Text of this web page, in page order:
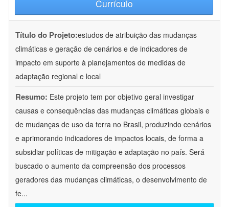
Currículo
Título do Projeto:estudos de atribuição das mudanças
climáticas e geração de cenários e de indicadores de
impacto em suporte à planejamentos de medidas de
adaptação regional e local
Resumo: Este projeto tem por objetivo geral investigar
causas e consequências das mudanças climáticas globais e
de mudanças de uso da terra no Brasil, produzindo cenários
e aprimorando indicadores de impactos locais, de forma a
subsidiar políticas de mitigação e adaptação no país. Será
buscado o aumento da compreensão dos processos
geradores das mudanças climáticas, o desenvolvimento de
fe...